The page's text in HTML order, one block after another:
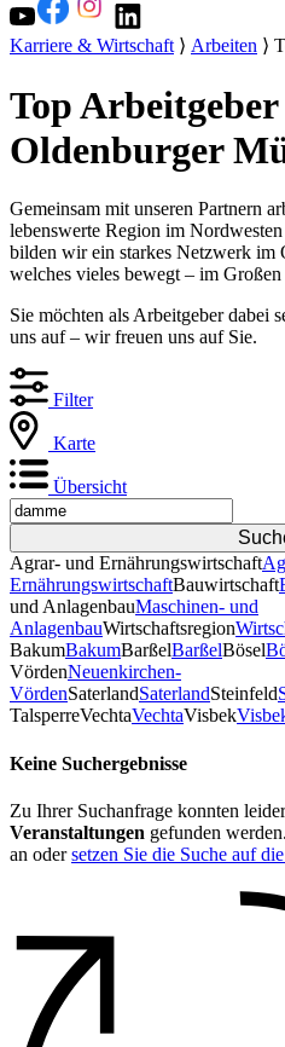
Karriere & Wirtschaft⟩ Arbeiten ⟩
Top
Oldenburger
Gemeinsam mit unseren Partnern
lebenswerte Region im
bilden wir ein starkes Netzwerk im
welches vieles bewegt – im
Sie möchten als Arbeitgeber dabei
uns auf – wir freuen uns auf Sie.
Filter
Karte
Übersicht
Agrar- und Ernährungswirtschaft
ErnährungswirtschaftBauwirtschaft
und AnlagenbauMaschinen- und
AnlagenbauWirtschaftsregion
BakumBakumBarßelBarßelBösel
VördenNeuenkirchen-
VördenSaterlandSaterlandSteinfeld
TalsperreVechtaVechtaVisbek
Keine Suchergebnisse
Zu Ihrer Suchanfrage konnten
Veranstaltungen gefunden
an odersetzen Sie die Suche auf